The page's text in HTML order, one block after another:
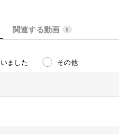
関連する動画 0
ました その他